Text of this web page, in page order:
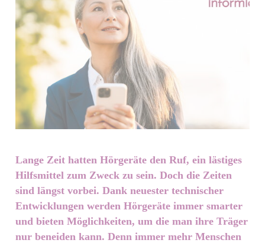
Lange Zeit hatten Hörgeräte den Ruf, ein lästiges
Hilfsmittel zum Zweck zu sein. Doch die Zeiten
sind längst vorbei. Dank neuester technischer
Entwicklungen werden Hörgeräte immer smarter
und bieten Möglichkeiten, um die man ihre Träger
nur beneiden kann. Denn immer mehr Menschen